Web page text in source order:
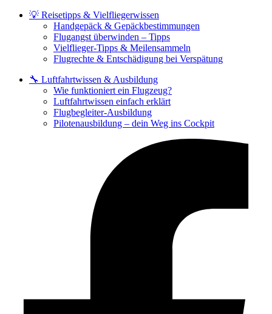
💡 Reisetipps & Vielfliegerwissen
Handgepäck & Gepäckbestimmungen
Flugangst überwinden – Tipps
Vielflieger-Tipps & Meilensammeln
Flugrechte & Entschädigung bei Verspätung
🔧 Luftfahrtwissen & Ausbildung
Wie funktioniert ein Flugzeug?
Luftfahrtwissen einfach erklärt
Flugbegleiter-Ausbildung
Pilotenausbildung – dein Weg ins Cockpit